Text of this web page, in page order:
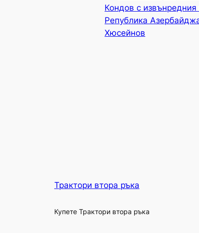
Кондов с
Република
Хюсейнов
Трактори втора ръка
Купете Трактори втора ръка